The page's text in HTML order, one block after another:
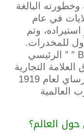
وخطورته البالغة
في عام
استيراده، وتم
للمخدرات.
• أما عن شركة باير المنتجBayer ” ” الرئيسي
التجارية
للهروين، وذلك وفقاً لمعاهدة فرساي لعام 1919
العالمية
العالم؟